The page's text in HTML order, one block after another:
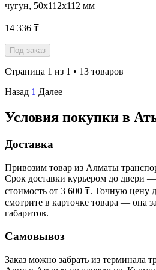
чугун, 50х112х112 мм
14 336 ₸
Под заказ
Страница 1 из 1 • 13 товаров
Назад 1 Далее
Условия покупки в
Доставка
Привозим товар из Алматы
Срок доставки курьером до двери
стоимость от 3 600 ₸. Точную цену
смотрите в карточке товара — она
габаритов.
Самовывоз
Заказ можно забрать из терминала